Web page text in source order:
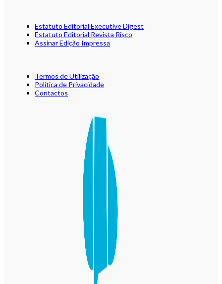
Estatuto Editorial Executive Digest
Estatuto Editorial Revista Risco
Assinar Edição Impressa
Termos de Utilização
Política de Privacidade
Contactos